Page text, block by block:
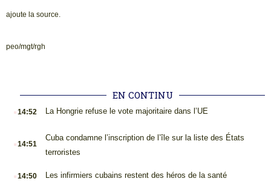
ajoute la source.
peo/mgt/rgh
EN CONTINU
.14:52 La Hongrie refuse le vote majoritaire dans l’UE
.14:51
Cuba condamne l’inscription de l’île sur la liste des États
terroristes
.14:50 Les infirmiers cubains restent des héros de la santé